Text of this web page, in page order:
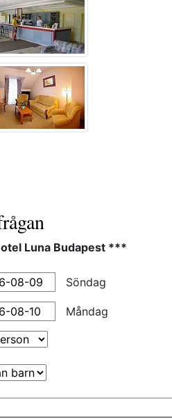
Luna Budapest ***
Söndag
Måndag